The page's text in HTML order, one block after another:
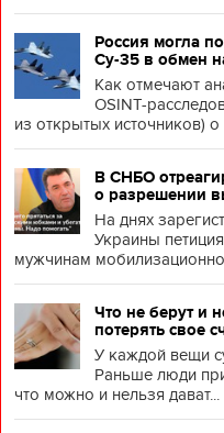
Россия могла
Су-35 в обмен
Как отмечают
OSINT-
из открытых источников) о
В СНБО
о разрешении
На днях
Украины
мужчинам
Что не берут и
потерять свое
У каждой вещи
Раньше люди
что можно и нельзя дават...